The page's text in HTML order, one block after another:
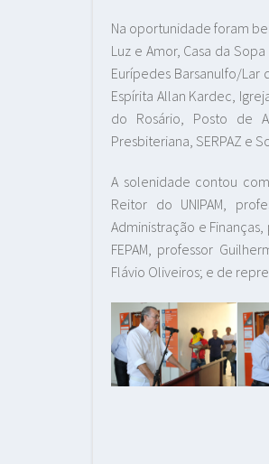
Na oportunidade foram
Luz e Amor, Casa da
Eurípedes Barsanulfo/Lar
Espírita Allan Kardec,
do Rosário, Posto de
Presbiteriana, SERPAZ e
A solenidade contou
Reitor do UNIPAM,
Administração e
FEPAM, professor
Flávio Oliveiros; e de